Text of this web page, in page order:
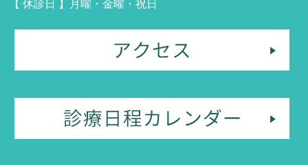
【 休診日 】月曜・金曜・祝日